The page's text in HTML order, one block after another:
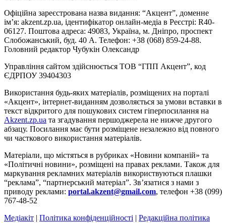
Офіційна зареєстрована назва видання: “Акцент”, доменне
ім’я: akzent.zp.ua, ідентифікатор онлайн-медіа в Реєстрі: R40-
06127. Поштова адреса: 49083, Україна, м. Дніпро, проспект
Слобожанський, буд. 40 А. Телефон: +38 (068) 859-24-88.
Головний редактор Чубукін Олександр
Управління сайтом здійснюється ТОВ “ГПП Акцент”, код
ЄДРПОУ 39404303
Використання будь-яких матеріалів, розміщених на порталі
«Акцент», інтернет-виданням дозволяється за умови вставки в
текст відкритого для пошукових систем гіперпосилання на
Akzent.zp.ua та згадування першоджерела не нижче другого
абзацу. Посилання має бути розміщене незалежно від повного
чи часткового використання матеріалів.
Матеріали, що містяться в рубриках «Новини компаній» та
«Політичні новини», розміщені на правах реклами. Також для
маркування рекламних матеріалів використвуються плашки
“реклама”, “партнерський матеріал”. Зв’язатися з нами з
приводу реклами: portal.akzent@gmail.com, телефон +38 (099)
767-48-52
Медіакіт | Політика конфіденційності | Редакційна політика